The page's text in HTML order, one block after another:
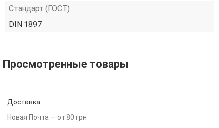
Стандарт (ГОСТ)
DIN 1897
Просмотренные товары
Доставка
Новая Почта — от 80 грн